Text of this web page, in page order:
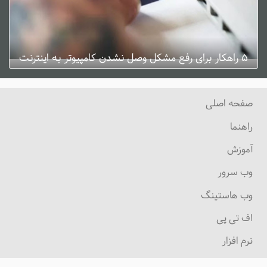
۵ راهکار برای رفع مشکل وصل نشدن کامپیوتر به اینترنت
صفحه اصلی
راهنما
آموزش
وب سرور
وب هاستینگ
اف تی پی
نرم افزار